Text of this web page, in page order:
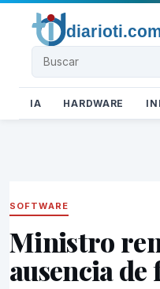
Buscar
IA HARDWARE
SOFTWARE
Ministro
ausencia de